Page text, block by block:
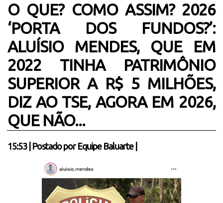
O QUE? COMO ASSIM? 2026
‘PORTA DOS FUNDOS?’:
ALUÍSIO MENDES, QUE EM
2022 TINHA PATRIMÔNIO
SUPERIOR A R$ 5 MILHÕES,
DIZ AO TSE, AGORA EM 2026,
QUE NÃO...
15:53| Postado por Equipe Baluarte